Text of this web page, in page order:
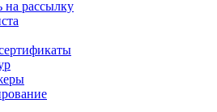
рассылку